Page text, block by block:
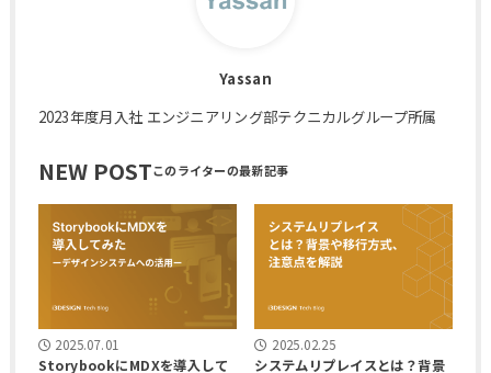
Yassan
2023年度月入社 エンジニアリング部テクニカルグループ所属
NEW POST
2025.07.01
StorybookにMDXを導入して
2025.02.25
システムリプレイスとは？背景